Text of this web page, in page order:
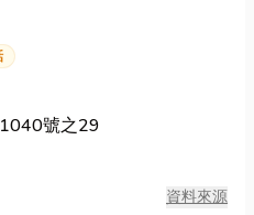
號之29
資料來源